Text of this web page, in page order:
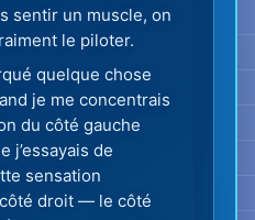
aux
véritable travail a
on reconstruit
de l’intérieur, on
que l’expression
qu’une question de